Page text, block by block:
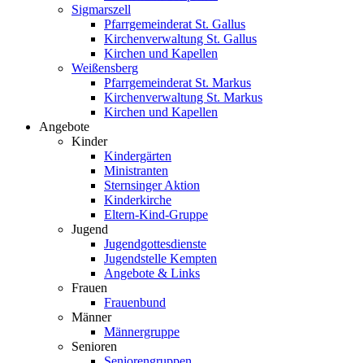
Sigmarszell
Pfarrgemeinderat St. Gallus
Kirchenverwaltung St. Gallus
Kirchen und Kapellen
Weißensberg
Pfarrgemeinderat St. Markus
Kirchenverwaltung St. Markus
Kirchen und Kapellen
Angebote
Kinder
Kindergärten
Ministranten
Sternsinger Aktion
Kinderkirche
Eltern-Kind-Gruppe
Jugend
Jugendgottesdienste
Jugendstelle Kempten
Angebote & Links
Frauen
Frauenbund
Männer
Männergruppe
Senioren